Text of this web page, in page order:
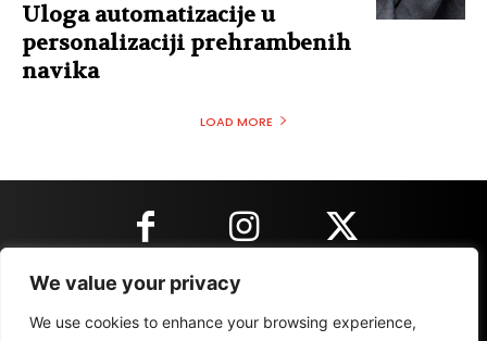
We value your privacy
We use cookies to enhance your browsing experience,
Uloga automatizacije u
personalizaciji prehrambenih
navika
LOAD MORE
KONTAKT INFORMACIJE